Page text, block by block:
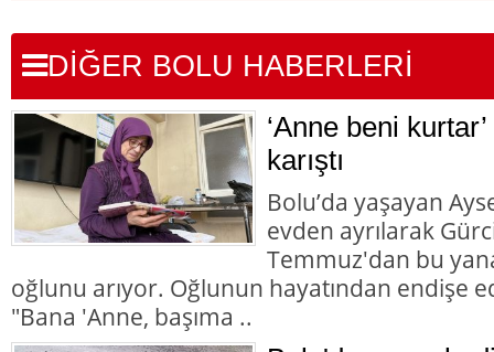
DİĞER BOLU HABERLERİ
‘Anne beni
karıştı
Bolu’da yaşayan
evden ayrılarak
Temmuz'dan bu
oğlunu arıyor. Oğlunun hayatından endişe
"Bana 'Anne, başıma ..